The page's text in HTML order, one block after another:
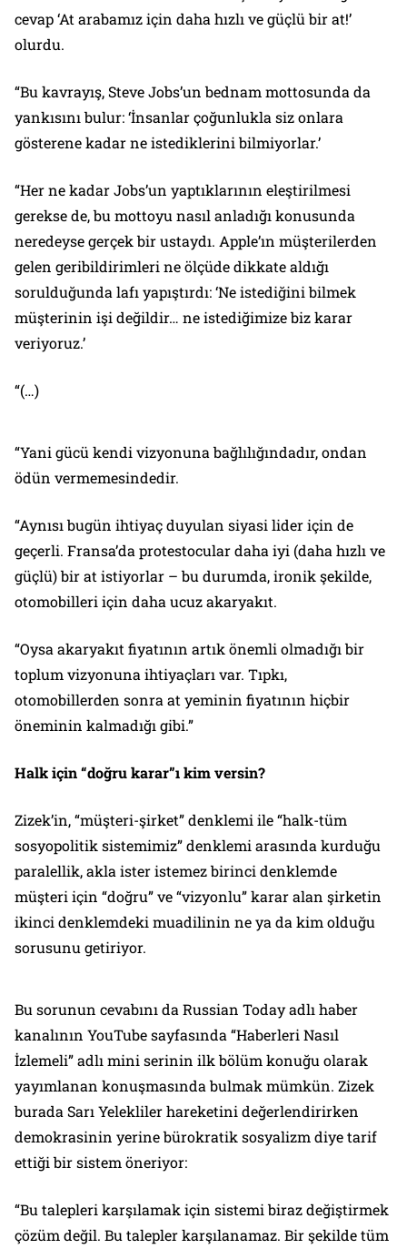
cevap ‘At arabamız için daha hızlı ve güçlü bir at!’
olurdu.
“Bu kavrayış, Steve Jobs’un bednam mottosunda da
yankısını bulur: ‘İnsanlar çoğunlukla siz onlara
gösterene kadar ne istediklerini bilmiyorlar.’
“Her ne kadar Jobs’un yaptıklarının eleştirilmesi
gerekse de, bu mottoyu nasıl anladığı konusunda
neredeyse gerçek bir ustaydı. Apple’ın müşterilerden
gelen geribildirimleri ne ölçüde dikkate aldığı
sorulduğunda lafı yapıştırdı: ‘Ne istediğini bilmek
müşterinin işi değildir… ne istediğimize biz karar
veriyoruz.’
“(…)
“Yani gücü kendi vizyonuna bağlılığındadır, ondan
ödün vermemesindedir.
“Aynısı bugün ihtiyaç duyulan siyasi lider için de
geçerli. Fransa’da protestocular daha iyi (daha hızlı ve
güçlü) bir at istiyorlar – bu durumda, ironik şekilde,
otomobilleri için daha ucuz akaryakıt.
“Oysa akaryakıt fiyatının artık önemli olmadığı bir
toplum vizyonuna ihtiyaçları var. Tıpkı,
otomobillerden sonra at yeminin fiyatının hiçbir
öneminin kalmadığı gibi.”
Halk için “doğru karar”ı kim versin?
Zizek’in, “müşteri-şirket” denklemi ile “halk-tüm
sosyopolitik sistemimiz” denklemi arasında kurduğu
paralellik, akla ister istemez birinci denklemde
müşteri için “doğru” ve “vizyonlu” karar alan şirketin
ikinci denklemdeki muadilinin ne ya da kim olduğu
sorusunu getiriyor.
Bu sorunun cevabını da Russian Today adlı haber
kanalının YouTube sayfasında “Haberleri Nasıl
İzlemeli” adlı mini serinin ilk bölüm konuğu olarak
yayımlanan konuşmasında bulmak mümkün. Zizek
burada Sarı Yelekliler hareketini değerlendirirken
demokrasinin yerine bürokratik sosyalizm diye tarif
ettiği bir sistem öneriyor:
“Bu talepleri karşılamak için sistemi biraz değiştirmek
çözüm değil. Bu talepler karşılanamaz. Bir şekilde tüm